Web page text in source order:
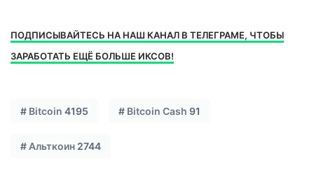
ПОДПИСЫВАЙТЕСЬ НА НАШ КАНАЛ В ТЕЛЕГРАМЕ, ЧТОБЫ
ЗАРАБОТАТЬ ЕЩЁ БОЛЬШЕ ИКСОВ!
# Bitcoin 4195 # Bitcoin Cash 91
# Альткоин 2744